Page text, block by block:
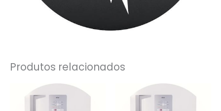
Produtos relacionados